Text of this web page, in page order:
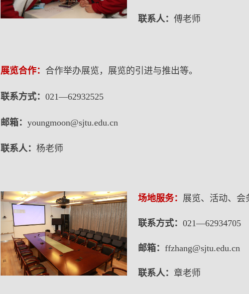
联系人： 傅老师
展览合作： 合作举办展览，展览的引进与推出等。
联系方式： 021—62932525
邮箱： youngmoon@sjtu.edu.cn
联系人： 杨老师
场地服务： 展览、活动、会
联系方式： 021—62934705
邮箱： ffzhang@sjtu.edu.cn
联系人： 章老师